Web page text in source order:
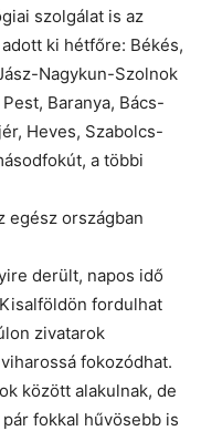
szolgálat is az
ki hétfőre: Békés,
Nagykun-Szolnok
Baranya, Bács-
Heves, Szabolcs-
a többi
egész országban
derült, napos idő
fordulhat
zivatarok
fokozódhat.
között alakulnak, de
fokkal hűvösebb is